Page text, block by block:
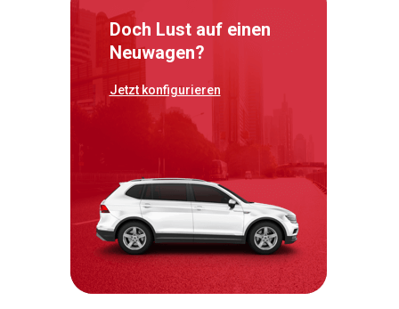
Doch Lust auf einen
Neuwagen?
Jetzt konfigurieren